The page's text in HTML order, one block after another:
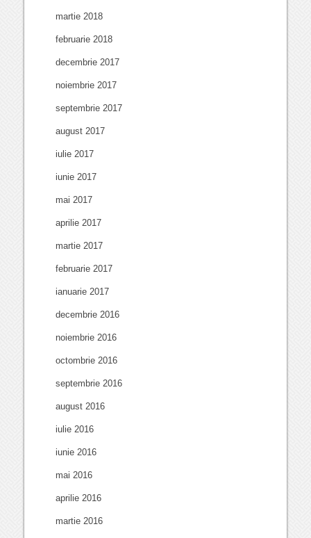
martie 2018
februarie 2018
decembrie 2017
noiembrie 2017
septembrie 2017
august 2017
iulie 2017
iunie 2017
mai 2017
aprilie 2017
martie 2017
februarie 2017
ianuarie 2017
decembrie 2016
noiembrie 2016
octombrie 2016
septembrie 2016
august 2016
iulie 2016
iunie 2016
mai 2016
aprilie 2016
martie 2016